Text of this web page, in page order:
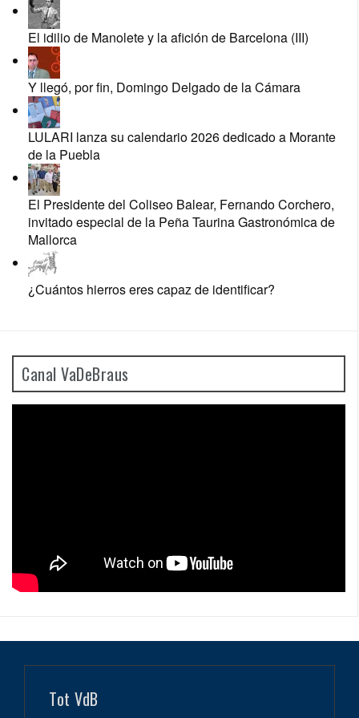
El idilio de Manolete y la afición de Barcelona (III)
Y llegó, por fin, Domingo Delgado de la Cámara
LULARI lanza su calendario 2026 dedicado a Morante
de la Puebla
El Presidente del Coliseo Balear, Fernando Corchero,
invitado especial de la Peña Taurina Gastronómica de
Mallorca
¿Cuántos hierros eres capaz de identificar?
Canal VaDeBraus
Tot VdB